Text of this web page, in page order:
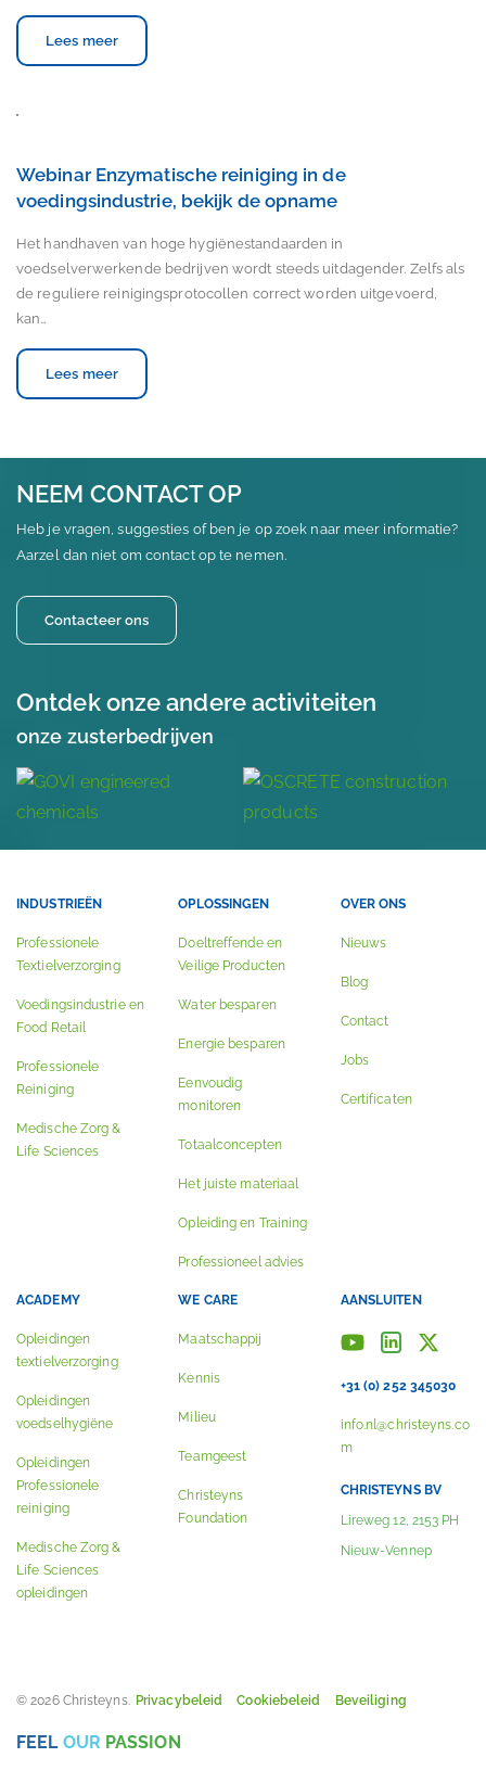
Lees meer
Webinar Enzymatische reiniging in de
voedingsindustrie, bekijk de opname
Het handhaven van hoge hygiënestandaarden in
voedselverwerkende bedrijven wordt steeds uitdagender. Zelfs als
de reguliere reinigingsprotocollen correct worden uitgevoerd,
kan…
Lees meer
NEEM CONTACT OP
Heb je vragen, suggesties of ben je op zoek naar meer informatie?
Aarzel dan niet om contact op te nemen.
Contacteer ons
Ontdek onze andere activiteiten
onze zusterbedrijven
INDUSTRIEËN
Professionele
Textielverzorging
Voedingsindustrie en
Food Retail
Professionele
Reiniging
Medische Zorg &
Life Sciences
OPLOSSINGEN
Doeltreffende en
Veilige Producten
Water besparen
Energie besparen
Eenvoudig
monitoren
Totaalconcepten
Het juiste materiaal
Opleiding en Training
Professioneel advies
OVER ONS
Nieuws
Blog
Contact
Jobs
Certificaten
ACADEMY
Opleidingen
textielverzorging
Opleidingen
voedselhygiëne
Opleidingen
Professionele
reiniging
Medische Zorg &
Life Sciences
opleidingen
WE CARE
Maatschappij
Kennis
Milieu
Teamgeest
Christeyns
Foundation
AANSLUITEN
+31 (0) 252 345030
info.nl@christeyns.co
m
CHRISTEYNS BV
Lireweg 12, 2153 PH
Nieuw-Vennep
© 2026 Christeyns. Privacybeleid Cookiebeleid Beveiliging
FEEL OUR PASSION